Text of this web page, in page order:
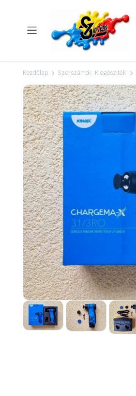
Kezdőlap Szerszámok, Kiegészítők